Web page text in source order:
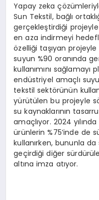
Yapay zeka
Sun Tekstil, bağlı
gerçekleştirdiği
en aza indirmeyi
özelliği taşıyan
suyun %90 oranında
kullanımını sağlamayı
endüstriyel amaçlı
tekstil sektörünün
yürütülen bu projeyle
su kaynaklarının
amaçlıyor. 2024
ürünlerin %75’inde de
kullanırken, bununla da
geçirdiği diğer
altına imza atıyor.